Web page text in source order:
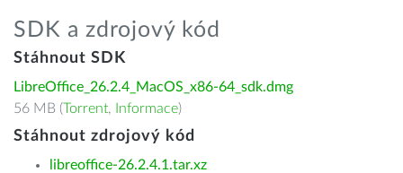
SDK a zdrojový kód
Stáhnout SDK
LibreOffice_26.2.4_MacOS_x86-64_sdk.dmg
56 MB (Torrent, Informace)
Stáhnout zdrojový kód
libreoffice-26.2.4.1.tar.xz